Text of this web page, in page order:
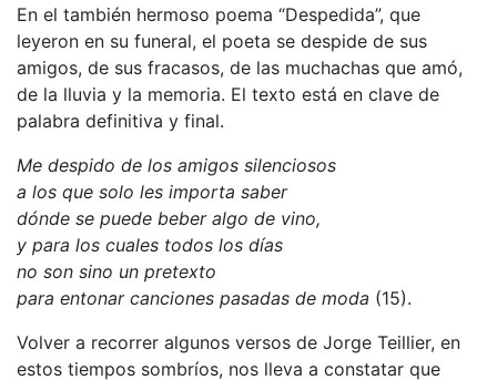
En el también hermoso poema “Despedida”, que
leyeron en su funeral, el poeta se despide de sus
amigos, de sus fracasos, de las muchachas que amó,
de la lluvia y la memoria. El texto está en clave de
palabra definitiva y final.
Me despido de los amigos silenciosos
a los que solo les importa saber
dónde se puede beber algo de vino,
y para los cuales todos los días
no son sino un pretexto
para entonar canciones pasadas de moda (15).
Volver a recorrer algunos versos de Jorge Teillier, en
estos tiempos sombríos, nos lleva a constatar que